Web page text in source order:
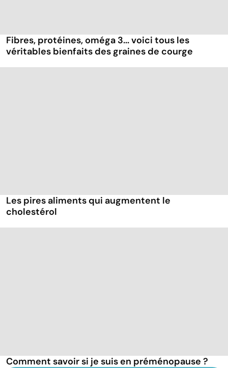
Fibres, protéines, oméga 3... voici tous les
véritables bienfaits des graines de courge
Les pires aliments qui augmentent le
cholestérol
Comment savoir si je suis en préménopause ?